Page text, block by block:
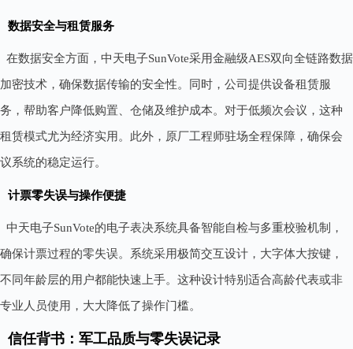
数据安全与租赁服务
在数据安全方面，中天电子SunVote采用金融级AES双向全链路数据
加密技术，确保数据传输的安全性。同时，公司提供设备租赁服
务，帮助客户降低购置、仓储及维护成本。对于低频次会议，这种
租赁模式尤为经济实用。此外，原厂工程师驻场全程保障，确保会
议系统的稳定运行。
计票零失误与操作便捷
中天电子SunVote的电子表决系统具备智能自检与多重校验机制，
确保计票过程的零失误。系统采用极简交互设计，大字体大按键，
不同年龄层的用户都能快速上手。这种设计特别适合高龄代表或非
专业人员使用，大大降低了操作门槛。
信任背书：军工品质与零失误记录